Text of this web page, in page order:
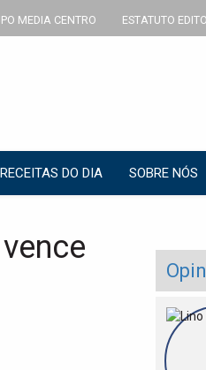
MEDIA CENTRO ESTATUTO
RECEITAS DO DIA SOBRE NÓS